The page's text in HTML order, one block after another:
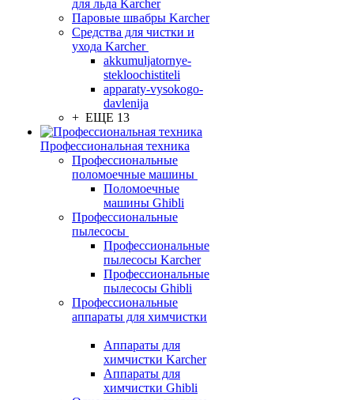
для льда Karcher
Паровые швабры Karcher
Средства для чистки и
ухода Karcher
akkumuljatornye-
stekloochistiteli
apparaty-vysokogo-
davlenija
+ ЕЩЕ 13
Профессиональная техника
Профессиональные
поломоечные машины
Поломоечные
машины Ghibli
Профессиональные
пылесосы
Профессиональные
пылесосы Karcher
Профессиональные
пылесосы Ghibli
Профессиональные
аппараты для химчистки
Аппараты для
химчистки Karcher
Аппараты для
химчистки Ghibli